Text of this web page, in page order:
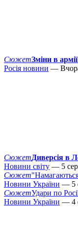
СюжетЗміни в
Росія новини —
СюжетДиверсія в
Новини світу — 5
Сюжет
Новини України — 5
СюжетУдари по
Новини України — 4